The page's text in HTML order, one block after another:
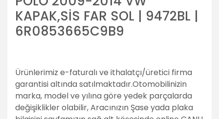
KAPAK,SİS FAR SOL | 9472BL |
6R0853665C9B9
Ürünlerimiz e-faturalı ve ithalatçı/üretici firma
garantisi altında satılmaktadır.Otomobilinizin
marka, model ve yılına göre yedek parçalarda
değişiklikler olabilir,Aracınızın Şase yada plaka